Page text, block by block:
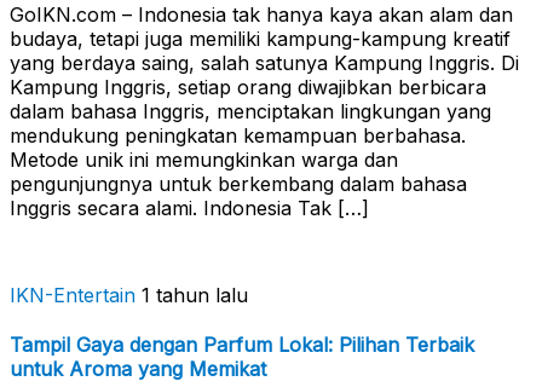
GoIKN.com – Indonesia tak hanya kaya akan alam dan
budaya, tetapi juga memiliki kampung-kampung kreatif
yang berdaya saing, salah satunya Kampung Inggris. Di
Kampung Inggris, setiap orang diwajibkan berbicara
dalam bahasa Inggris, menciptakan lingkungan yang
mendukung peningkatan kemampuan berbahasa.
Metode unik ini memungkinkan warga dan
pengunjungnya untuk berkembang dalam bahasa
Inggris secara alami. Indonesia Tak […]
IKN-Entertain 1 tahun lalu
Tampil Gaya dengan Parfum Lokal: Pilihan Terbaik
untuk Aroma yang Memikat